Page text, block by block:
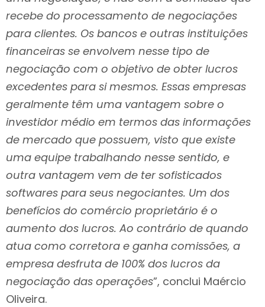
recebe do processamento de negociações
para clientes. Os bancos e outras instituições
financeiras se envolvem nesse tipo de
negociação com o objetivo de obter lucros
excedentes para si mesmos. Essas empresas
geralmente têm uma vantagem sobre o
investidor médio em termos das informações
de mercado que possuem, visto que existe
uma equipe trabalhando nesse sentido, e
outra vantagem vem de ter sofisticados
softwares para seus negociantes. Um dos
benefícios do comércio proprietário é o
aumento dos lucros. Ao contrário de quando
atua como corretora e ganha comissões, a
empresa desfruta de 100% dos lucros da
negociação das operações”, conclui Maércio
Oliveira.